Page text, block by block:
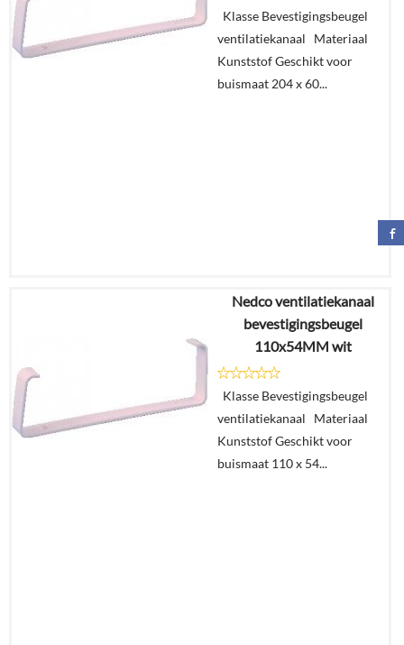
Klasse Bevestigingsbeugel
ventilatiekanaal Materiaal
Kunststof Geschikt voor
buismaat 204 x 60...
€7,47
€4,62
In
winkelmand
Nedco ventilatiekanaal
bevestigingsbeugel
110x54MM wit
Klasse Bevestigingsbeugel
ventilatiekanaal Materiaal
Kunststof Geschikt voor
buismaat 110 x 54...